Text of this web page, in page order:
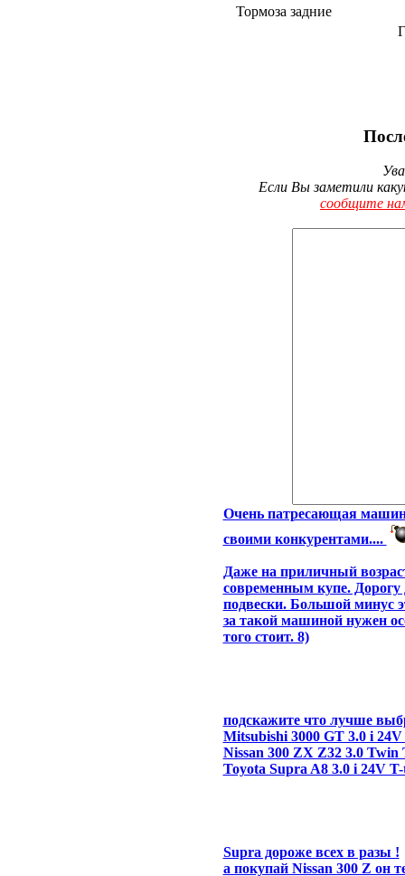
Тормоза задние
Если Вы заметили
сообщите
Очень патресающая
своими конкурентами....
Даже на приличный
современным купе.
подвески. Большой минус
за такой машиной нужен
того стоит. 8)
подскажите что лучше
Mitsubishi 3000 GT 3.0 i 24V
Nissan 300 ZX Z32 3.0 Twin
Toyota Supra A8 3.0 i 24V
Supra дороже всех в разы !
а покупай Nissan 300 Z он